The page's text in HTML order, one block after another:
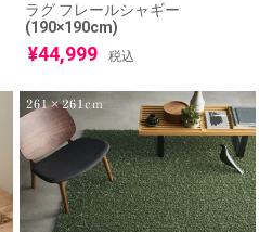
ラグ フレールシャギー
(190×190cm)
¥44,999 税込